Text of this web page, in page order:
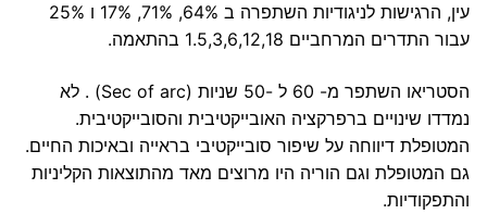
עין, הרגישות לניגודיות השתפרה ב 64%, 71%, 17% ו 25%
עבור התדרים המרחביים 1.5,3,6,12,18 בהתאמה.
הסטריאו השתפר מ- 60 ל -50 שניות (Sec of arc) . לא
נמדדו שינויים ברפרקציה האובייקטיבית והסובייקטיבית.
המטופלת דיווחה על שיפור סובייקטיבי בראייה ובאיכות החיים.
גם המטופלת וגם הוריה היו מרוצים מאד מהתוצאות הקליניות
והתפקודיות.